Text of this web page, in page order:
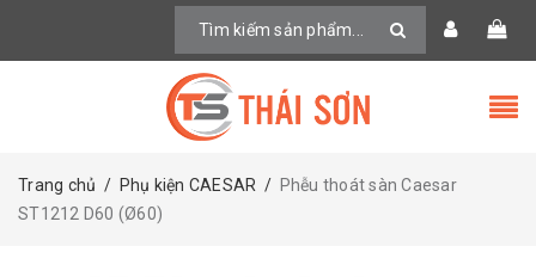
Trang chủ / Phụ kiện CAESAR / Phễu thoát sàn Caesar
ST1212 D60 (Ø60)